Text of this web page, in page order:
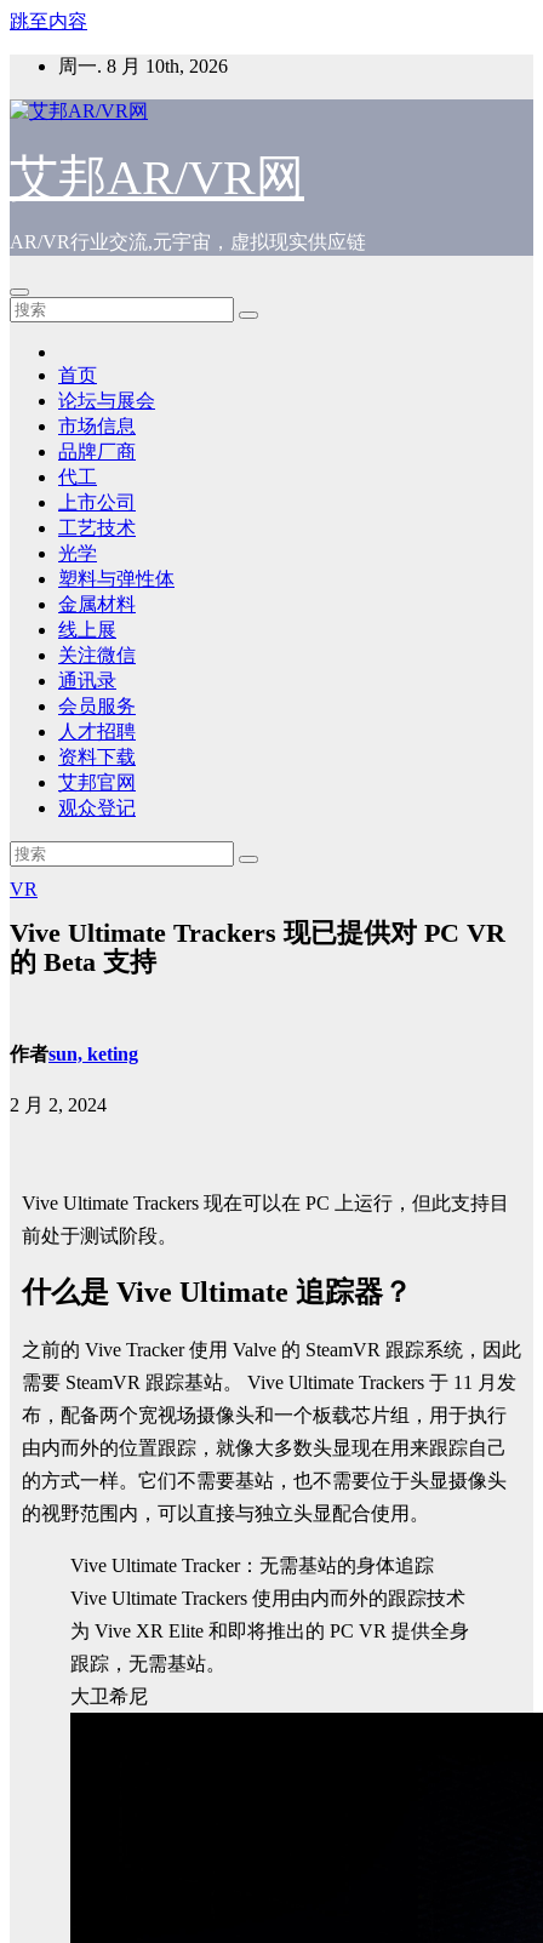
跳至内容
周一. 8 月 10th, 2026
艾邦AR/VR网
AR/VR行业交流,元宇宙，虚拟现实供应链
首页
论坛与展会
市场信息
品牌厂商
代工
上市公司
工艺技术
光学
塑料与弹性体
金属材料
线上展
关注微信
通讯录
会员服务
人才招聘
资料下载
艾邦官网
观众登记
VR
Vive Ultimate Trackers 现已提供对 PC VR
的 Beta 支持
作者sun, keting
2 月 2, 2024
Vive Ultimate Trackers 现在可以在 PC 上运行，但此支持目
前处于测试阶段。
什么是 Vive Ultimate 追踪器？
之前的 Vive Tracker使用 Valve 的 SteamVR 跟踪系统，因此
需要 SteamVR 跟踪基站。 Vive Ultimate Trackers 于 11 月发
布，配备两个宽视场摄像头和一个板载芯片组，用于执行
由内而外的位置跟踪，就像大多数头显现在用来跟踪自己
的方式一样。它们不需要基站，也不需要位于头显摄像头
的视野范围内，可以直接与独立头显配合使用。
Vive Ultimate Tracker：无需基站的身体追踪
Vive Ultimate Trackers 使用由内而外的跟踪技术
为 Vive XR Elite 和即将推出的 PC VR 提供全身
跟踪，无需基站。
大卫希尼